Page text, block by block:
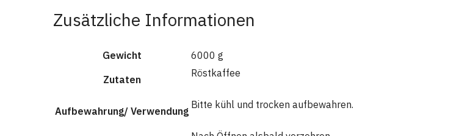
Zusätzliche Informationen
Gewicht
6000 g
Zutaten
Röstkaffee
Aufbewahrung/ Verwendung
Bitte kühl und trocken aufbewahren.